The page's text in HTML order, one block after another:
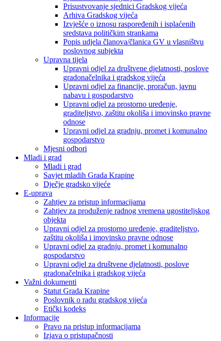
Prisustvovanje sjednici Gradskog vijeća
Arhiva Gradskog vijeća
Izvješće o iznosu raspoređenih i isplaćenih
sredstava političkim strankama
Popis udjela članova/članica GV u vlasništvu
poslovnog subjekta
Upravna tijela
Upravni odjel za društvene djelatnosti, poslove
gradonačelnika i gradskog vijeća
Upravni odjel za financije, proračun, javnu
nabavu i gospodarstvo
Upravni odjel za prostorno uređenje,
graditeljstvo, zaštitu okoliša i imovinsko pravne
odnose
Upravni odjel za gradnju, promet i komunalno
gospodarstvo
Mjesni odbori
Mladi i grad
Mladi i grad
Savjet mladih Grada Krapine
Dječje gradsko vijeće
E-uprava
Zahtjev za pristup informacijama
Zahtjev za produženje radnog vremena ugostiteljskog
objekta
Upravni odjel za prostorno uređenje, graditeljstvo,
zaštitu okoliša i imovinsko pravne odnose
Upravni odjel za gradnju, promet i komunalno
gospodarstvo
Upravni odjel za društvene djelatnosti, poslove
gradonačelnika i gradskog vijeća
Važni dokumenti
Statut Grada Krapine
Poslovnik o radu gradskog vijeća
Etički kodeks
Informacije
Pravo na pristup informacijama
Izjava o pristupačnosti